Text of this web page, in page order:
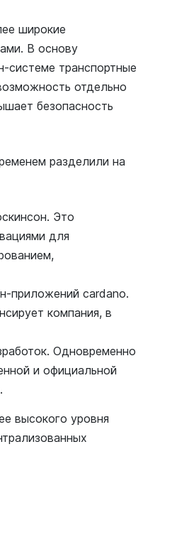
широкие
В основу
системе транспортные
отдельно
безопасность
разделили на
Это
для
приложений cardano.
компания, в
Одновременно
и официальной
высокого уровня